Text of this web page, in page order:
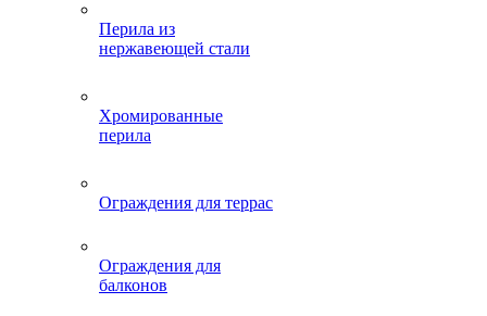
Перила из
нержавеющей стали
Хромированные
перила
Ограждения для террас
Ограждения для
балконов